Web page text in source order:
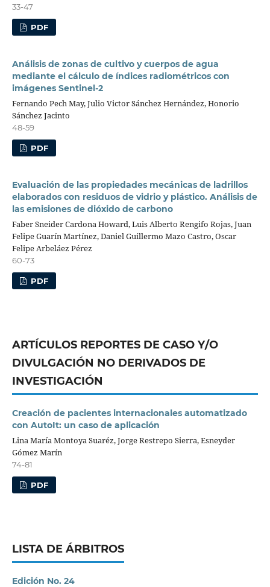
33-47
PDF
Análisis de zonas de cultivo y cuerpos de agua
mediante el cálculo de índices radiométricos con
imágenes Sentinel-2
Fernando Pech May, Julio Victor Sánchez Hernández, Honorio
Sánchez Jacinto
48-59
PDF
Evaluación de las propiedades mecánicas de ladrillos
elaborados con residuos de vidrio y plástico. Análisis de
las emisiones de dióxido de carbono
Faber Sneider Cardona Howard, Luis Alberto Rengifo Rojas, Juan
Felipe Guarín Martínez, Daniel Guillermo Mazo Castro, Oscar
Felipe Arbeláez Pérez
60-73
PDF
ARTÍCULOS REPORTES DE CASO Y/O
DIVULGACIÓN NO DERIVADOS DE
INVESTIGACIÓN
Creación de pacientes internacionales automatizado
con AutoIt: un caso de aplicación
Lina María Montoya Suaréz, Jorge Restrepo Sierra, Esneyder
Gómez Marín
74-81
PDF
LISTA DE ÁRBITROS
Edición No. 24